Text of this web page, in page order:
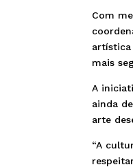
Com
mais
A
ainda
arte
“A